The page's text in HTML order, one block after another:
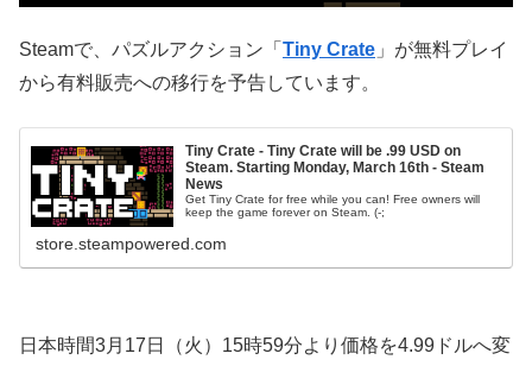
Steamで、パズルアクション「 Tiny Crate 」が無料プレイ
から有料販売への移行を予告しています。
Tiny Crate - Tiny Crate will be .99 USD on
Steam. Starting Monday, March 16th - Steam
News
Get Tiny Crate for free while you can! Free owners will
keep the game forever on Steam. (-;
store.steampowered.com
日本時間3月17日（火）15時59分より価格を4.99ドルへ変